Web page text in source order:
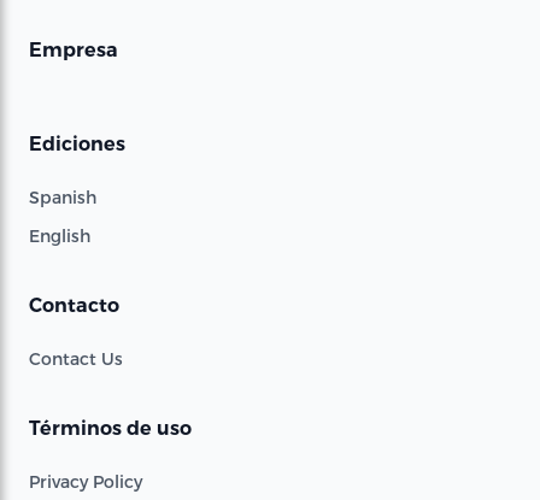
Empresa
Ediciones
Spanish
English
Contacto
Contact Us
Términos de uso
Privacy Policy